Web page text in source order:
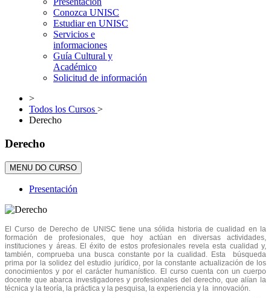
Conozca UNISC
Estudiar en UNISC
Servicios e
informaciones
Guía Cultural y
Académico
Solicitud de información
>
Todos los Cursos >
Derecho
Derecho
MENU DO CURSO
Presentación
El Curso de Derecho de UNISC tiene una sólida historia de cualidad en la
formación de profesionales, que hoy actúan en diversas actividades,
instituciones y áreas. El éxito de estos profesionales revela esta cualidad y,
también, comprueba una busca constante por la cualidad. Esta búsqueda
prima por la solidez del estudio jurídico, por la constante actualización de los
conocimientos y por el carácter humanístico. El curso cuenta con un cuerpo
docente que abarca investigadores y profesionales del derecho, que alían la
técnica y la teoría, la práctica y la pesquisa, la experiencia y la innovación.